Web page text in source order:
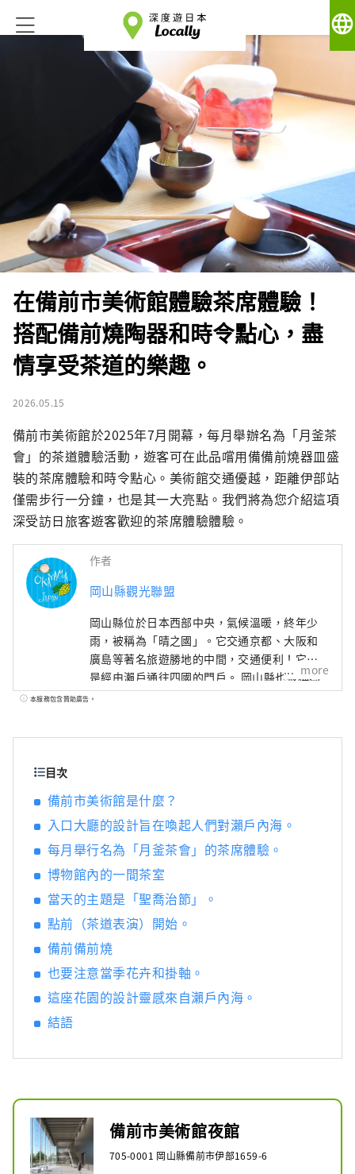
language
在備前市美術館體驗茶席體驗！
搭配備前燒陶器和時令點心，盡
情享受茶道的樂趣。
2026.05.15
備前市美術館於2025年7月開幕，每月舉辦名為「月釜茶
會」的茶道體驗活動，遊客可在此品嚐用備備前燒器皿盛
裝的茶席體驗和時令點心。美術館交通優越，距離伊部站
僅需步行一分鐘，也是其一大亮點。我們將為您介紹這項
深受訪日旅客遊客歡迎的茶席體驗體驗。
作者
岡山縣觀光聯盟
岡山縣位於日本西部中央，氣候溫暖​​，終年少
雨，被稱為「晴之國」。它交通京都、大阪和
廣島等著名旅遊勝地的中間，交通便利！它也
是經由瀨戶通往四國的門戶。 岡山縣也被稱為
“水果岡山”，在瀨戶內溫暖的氣候下，陽光
地區！
more
本服務包含贊助廣告。
目次
備前市美術館是什麼？
入口大廳的設計旨在喚起人們對瀨戶內海。
每月舉行名為「月釜茶會」的茶席體驗。
博物館內的一間茶室
當天的主題是「聖喬治節」。
點前（茶道表演）開始。
備前備前燒
也要注意當季花卉和掛軸。
這座花園的設計靈感來自瀨戶內海。
結語
備前市美術館夜館
705-0001 岡山縣備前市伊部1659-6